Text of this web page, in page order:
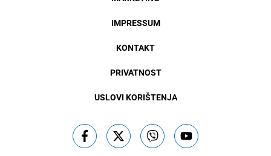
IMPRESSUM
KONTAKT
PRIVATNOST
USLOVI KORIŠTENJA